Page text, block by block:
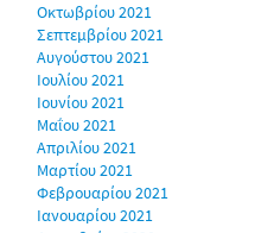
Οκτωβρίου 2021
Σεπτεμβρίου 2021
Αυγούστου 2021
Ιουλίου 2021
Ιουνίου 2021
Μαΐου 2021
Απριλίου 2021
Μαρτίου 2021
Φεβρουαρίου 2021
Ιανουαρίου 2021